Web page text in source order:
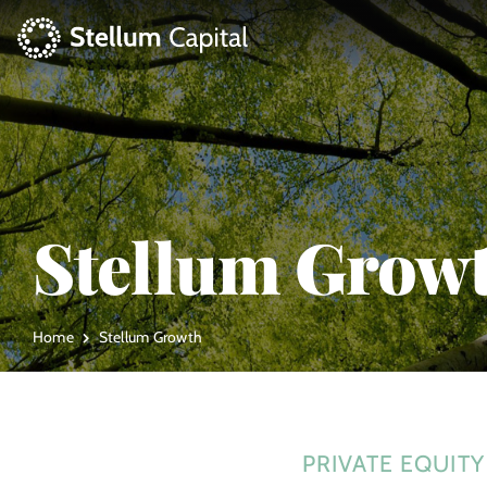
Skip
to
content
La Gestora
Private Equity
Venture Capital
Artizarra Fundazioa
ESG
Stellum
Home Stellum Growth
PRIVATE EQUITY